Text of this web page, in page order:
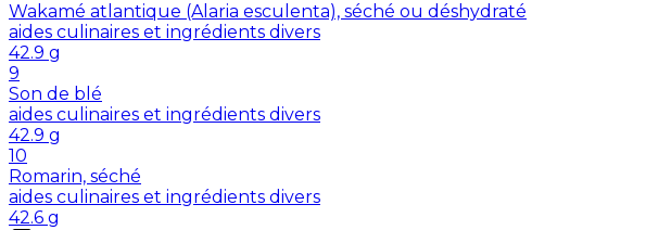
Wakamé atlantique (Alaria esculenta), séché ou déshydraté
aides culinaires et ingrédients divers
42.9 g
9
Son de blé
aides culinaires et ingrédients divers
42.9 g
10
Romarin, séché
aides culinaires et ingrédients divers
42.6 g